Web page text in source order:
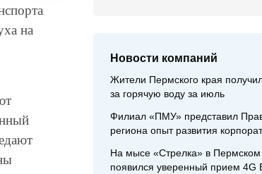
на
Новости компаний
Жители Пермского края
за горячую воду за июль
Филиал «ПМУ» представил
региона опыт развития
На мысе «Стрелка» в Пермском
появился уверенный прием 4G